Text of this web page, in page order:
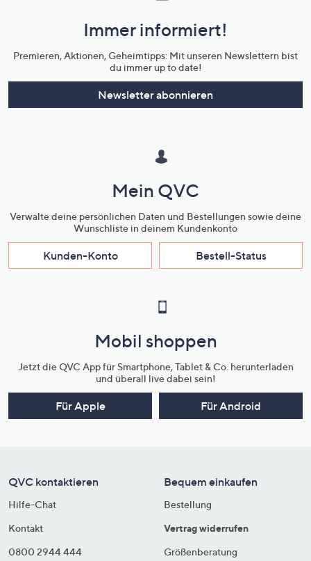
Unternehmensinformationen
Immer informiert!
Premieren, Aktionen, Geheimtipps: Mit unseren Newslettern bist
du immer up to date!
Newsletter abonnieren
Mein QVC
Verwalte deine persönlichen Daten und Bestellungen sowie deine
Wunschliste in deinem Kundenkonto
Kunden-Konto Bestell-Status
Mobil shoppen
Jetzt die QVC App für Smartphone, Tablet & Co. herunterladen
und überall live dabei sein!
Für Apple Für Android
QVC kontaktieren
Hilfe-Chat
Kontakt
0800 2944 444
Bequem einkaufen
Bestellung
Vertrag widerrufen
Größenberatung